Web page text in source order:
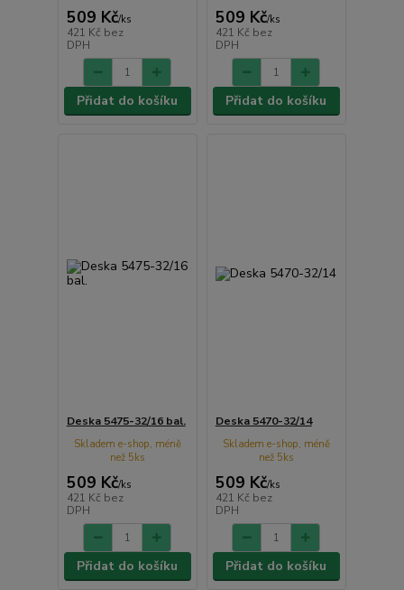
509 Kč/ks
421 Kč bez
DPH
Přidat do košíku
509 Kč/ks
421 Kč bez
DPH
Přidat do košíku
Deska 5475-32/16 bal.
509 Kč/ks
421 Kč bez
DPH
Skladem e-shop, méně
než 5ks
Přidat do košíku
Deska 5470-32/14
509 Kč/ks
421 Kč bez
DPH
Skladem e-shop, méně
než 5ks
Přidat do košíku